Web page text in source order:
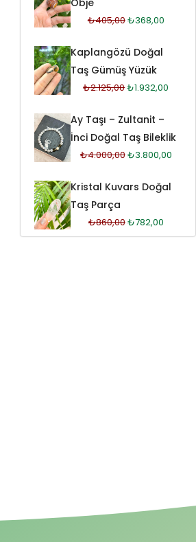
Obje
₺405,00₺368,00
Kaplangözü Doğal
Taş Gümüş Yüzük
₺2.125,00₺1.932,00
Ay Taşı – Zultanit –
İnci Doğal Taş Bileklik
₺4.000,00₺3.800,00
Kristal Kuvars Doğal
Taş Parça
₺860,00₺782,00